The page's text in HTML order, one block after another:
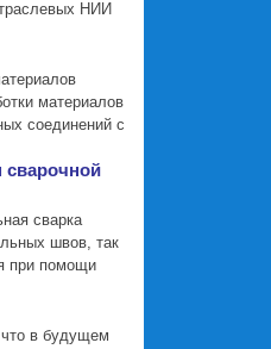
НИИ
материалов
соединений с
сварка
швов, так
при помощи
в будущем